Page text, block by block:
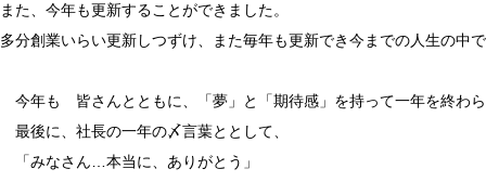
また、今年も更新することができました。
多分創業いらい更新しつずけ、また毎年も更新でき今までの人生の中
今年も 皆さんとともに、「夢」と「期待感」を持って一年を終わ
最後に、社長の一年の〆言葉ととして、
「みなさん…本当に、ありがとう」